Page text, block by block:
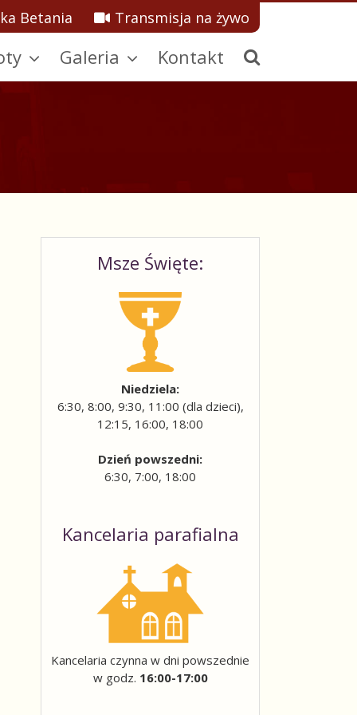
Betania Transmisja na żywo
Galeria Kontakt
Msze Święte:
Niedziela:
6:30, 8:00, 9:30, 11:00 (dla dzieci),
12:15, 16:00, 18:00
Dzień powszedni:
6:30, 7:00, 18:00
Kancelaria parafialna
Kancelaria czynna w dni powszednie
w godz. 16:00-17:00